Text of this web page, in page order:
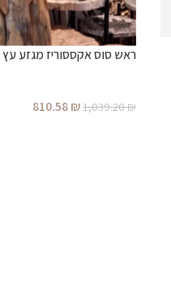
ראש סוס אקססוריז מגזע עץ
1,039.20₪
810.58₪